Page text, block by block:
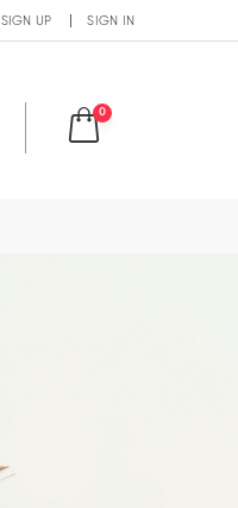
SIGN UP SIGN IN
0